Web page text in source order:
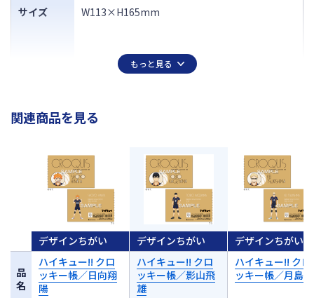
サイズ W113×H165mm
もっと見る
関連商品を見る
品
名
デザインちがい
ハイキュー!! クロ
ッキー帳／日向翔
陽
デザインちがい
ハイキュー!! クロ
ッキー帳／影山飛
雄
デザインちがい
ハイキュー!! クロ
ッキー帳／月島